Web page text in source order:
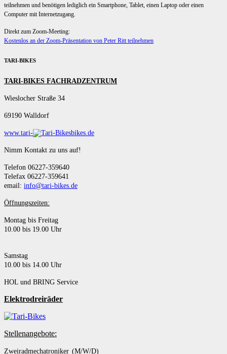
teilnehmen und benötigen lediglich ein Smartphone, Tablet, einen Laptop oder einen
Computer mit Internetzugang.
Direkt zum Zoom-Meeting:
Kostenlos an der Zoom-Präsentation von Peter Ritt teilnehmen
TARI-BIKES
TARI-BIKES FACHRADZENTRUM
Wieslocher Straße 34
69190 Walldorf
www.tari- bikes.de
Nimm Kontakt zu uns auf!
Telefon 06227-359640
Telefax 06227-359641
email: info@tari-bikes.de
Öffnungszeiten:
Montag bis Freitag
10.00 bis 19.00 Uhr
Samstag
10.00 bis 14.00 Uhr
HOL und BRING Service
Elektrodreiräder
Stellenangebote:
Zweiradmechatroniker (M/W/D)